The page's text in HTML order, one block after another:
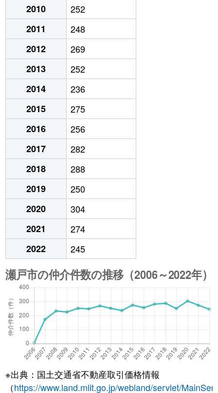
2010
252
2011
248
2012
269
2013
252
2014
236
2015
275
2016
256
2017
282
2018
288
2019
250
2020
304
2021
274
2022
245
※出典：国土交通省不動産取引価格情報
（https://www.land.mlit.go.jp/webland/servlet/